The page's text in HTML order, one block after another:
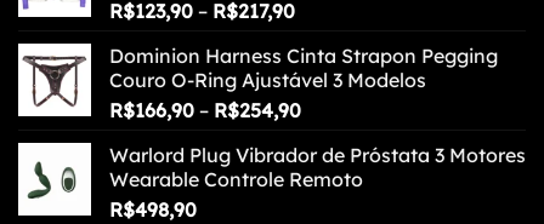
R$123,90 – R$217,90Faixa
preço:
R$123,90
através
Dominion Harness Cinta Strapon Pegging
Couro O-Ring Ajustável 3 Modelos
R$166,90 – R$254,90Faixa
preço:
R$166,90
Warlord Plug Vibrador de Próstata 3 Motores
Wearable Controle Remoto
R$498,90